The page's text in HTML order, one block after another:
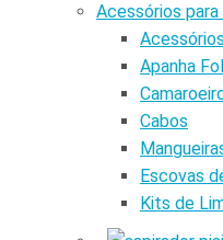
Acessórios
Apanha
Cabos
Escovas
Kits de